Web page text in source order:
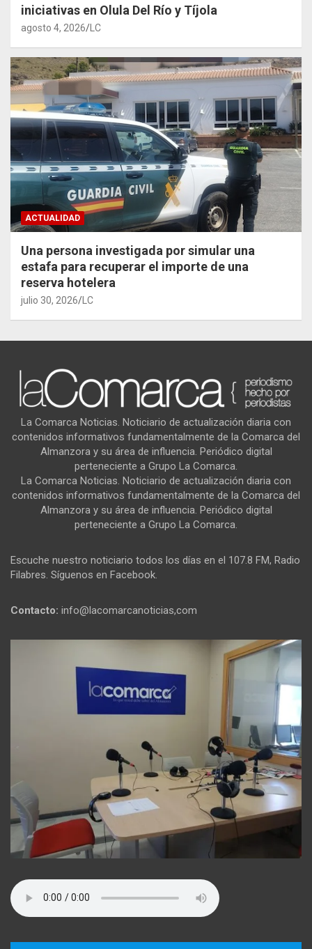
iniciativas en Olula Del Río y Tíjola
agosto 4, 2026 LC
ACTUALIDAD
Una persona investigada por simular una
estafa para recuperar el importe de una
reserva hotelera
julio 30, 2026 LC
La Comarca Noticias. Noticiario de actualización diaria con
contenidos informativos fundamentalmente de la Comarca del
Almanzora y su área de influencia. Periódico digital
perteneciente a Grupo La Comarca.
La Comarca Noticias. Noticiario de actualización diaria con
contenidos informativos fundamentalmente de la Comarca del
Almanzora y su área de influencia. Periódico digital
perteneciente a Grupo La Comarca.
Escuche nuestro noticiario todos los días en el 107.8 FM, Radio
Filabres. Síguenos en Facebook.
Contacto: info@lacomarcanoticias,com